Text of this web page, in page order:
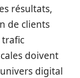
résultats,
de clients
doivent
digital